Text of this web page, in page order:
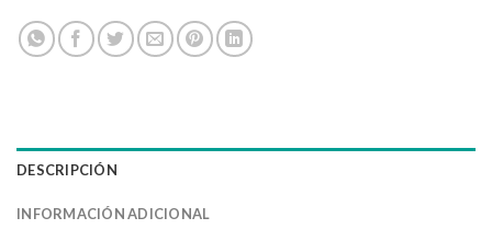
DESCRIPCIÓN
INFORMACIÓN ADICIONAL